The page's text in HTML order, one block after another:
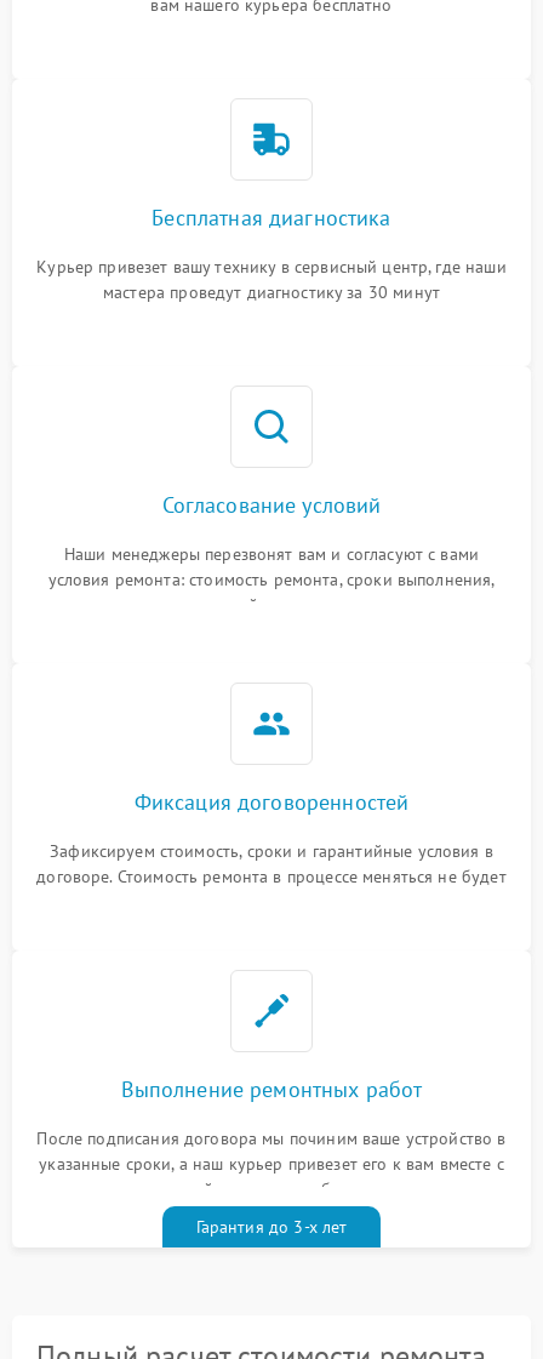
вам нашего курьера бесплатно
Бесплатная диагностика
Курьер привезет вашу технику в сервисный центр, где наши
мастера проведут диагностику за 30 минут
Согласование условий
Наши менеджеры перезвонят вам и согласуют с вами
условия ремонта: стоимость ремонта, сроки выполнения,
гарантийные условия
Фиксация договоренностей
Зафиксируем стоимость, сроки и гарантийные условия в
договоре. Стоимость ремонта в процессе меняться не будет
Выполнение ремонтных работ
После подписания договора мы починим ваше устройство в
указанные сроки, а наш курьер привезет его к вам вместе с
гарантийным талоном бесплатно
Гарантия до 3-х лет